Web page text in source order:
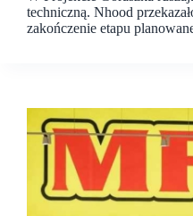
techniczną. Nhood
zakończenie etapu